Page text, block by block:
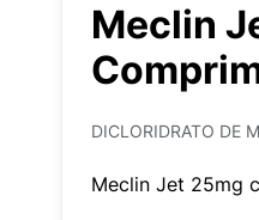
Meclin
DICLORIDRATO DE
Meclin Jet 25mg